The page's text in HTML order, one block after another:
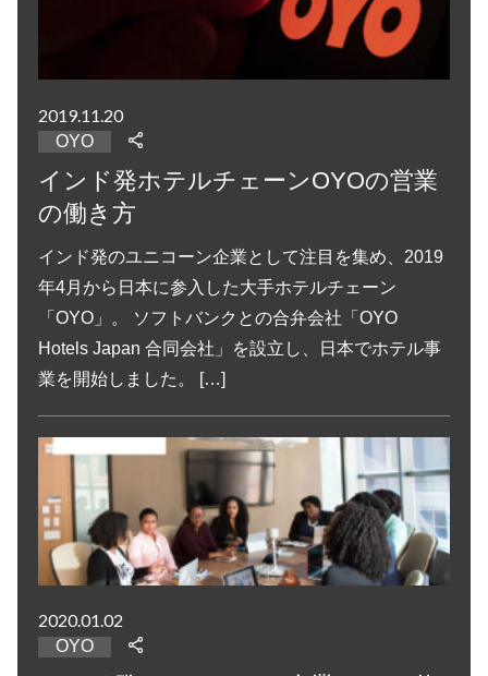
2019.11.20
OYO
インド発ホテルチェーンOYOの営業
の働き方
インド発のユニコーン企業として注目を集め、2019
年4月から日本に参入した大手ホテルチェーン
「OYO」。 ソフトバンクとの合弁会社「OYO
Hotels Japan 合同会社」を設立し、日本でホテル事
業を開始しました。 […]
2020.01.02
OYO